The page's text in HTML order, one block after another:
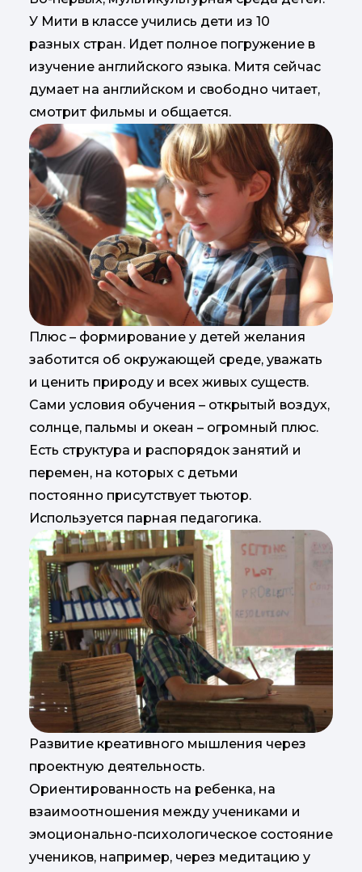
У Мити в классе учились дети из 10
разных стран. Идет полное погружение в
изучение английского языка. Митя сейчас
думает на английском и свободно читает,
смотрит фильмы и общается.
Плюс – формирование у детей желания
заботится об окружающей среде, уважать
и ценить природу и всех живых существ.
Сами условия обучения – открытый воздух,
солнце, пальмы и океан – огромный плюс.
Есть структура и распорядок занятий и
перемен, на которых с детьми
постоянно присутствует тьютор.
Используется парная педагогика.
Развитие креативного мышления через
проектную деятельность.
Ориентированность на ребенка, на
взаимоотношения между учениками и
эмоционально-психологическое состояние
учеников, например, через медитацию у